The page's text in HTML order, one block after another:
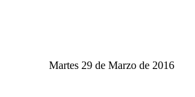
Martes 29 de Marzo de 2016